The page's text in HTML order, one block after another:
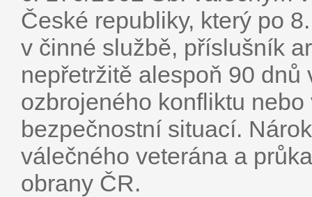
České republiky, který po
v činné službě, příslušník
nepřetržitě alespoň 90
ozbrojeného konfliktu
bezpečnostní situací.
válečného veterána a
obrany ČR.